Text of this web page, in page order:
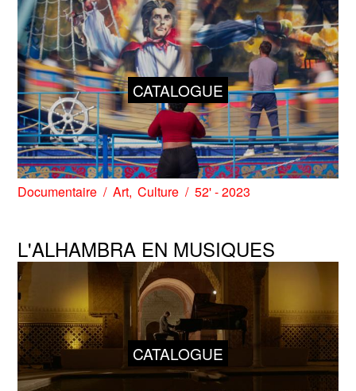
CATALOGUE
Documentaire Art Culture 52' - 2023
L'ALHAMBRA EN MUSIQUES
CATALOGUE